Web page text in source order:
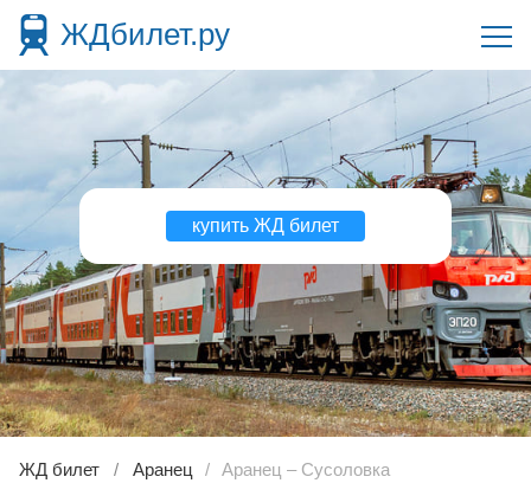
ЖДбилет.ру
купить ЖД билет
ЖД билет Аранец Аранец – Сусоловка